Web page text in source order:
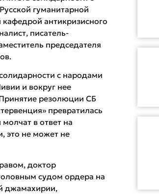
гуманитарной
антикризисного
писатель-
председателя
с народами
и вокруг нее
резолюции СБ
превратилась
в ответ на
это не может не
доктор
судом ордера на
джамахирии,